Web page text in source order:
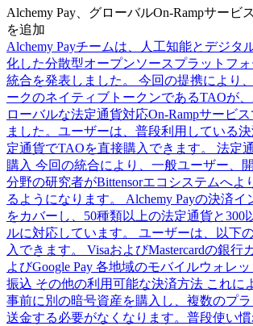
Alchemy Pay、グローバルOn-Rampサービ
を追加
Alchemy Payチームは、人工知能とデジタ
化した分散型オープンソースプラットフォ
統合を発表しました。 今回の提携により
ークのネイティブトークンであるTAOが、
ローバルな法定通貨対応On-Rampサービ
ました。ユーザーは、普段利用している
定通貨でTAOを直接購入できます。 法定
購入 今回の統合により、一般ユーザー、
分野の研究者がBittensorエコシステムへよ
るようになります。 Alchemy Payの決済イ
をカバーし、50種類以上の法定通貨と300
ルに対応しています。 ユーザーは、以下
入できます。 VisaおよびMastercardの銀行
よびGoogle Pay 各地域のモバイルウォレ
振込 その他の利用可能な決済方法 これに
事前に別の暗号資産を購入し、複数のプ
送金する必要がなくなります。普段使い